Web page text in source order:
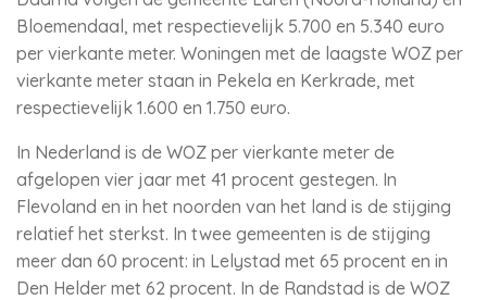
Bloemendaal, met respectievelijk 5.700 en 5.340 euro
per vierkante meter. Woningen met de laagste WOZ per
vierkante meter staan in Pekela en Kerkrade, met
respectievelijk 1.600 en 1.750 euro.
In Nederland is de WOZ per vierkante meter de
afgelopen vier jaar met 41 procent gestegen. In
Flevoland en in het noorden van het land is de stijging
relatief het sterkst. In twee gemeenten is de stijging
meer dan 60 procent: in Lelystad met 65 procent en in
Den Helder met 62 procent. In de Randstad is de WOZ